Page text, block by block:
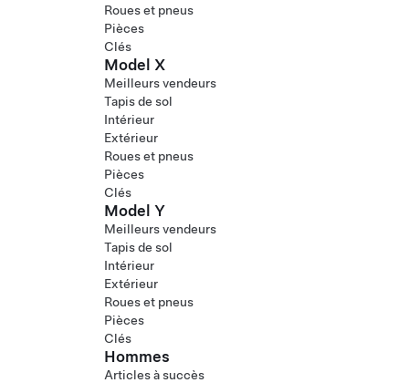
Roues et pneus
Pièces
Clés
Model X
Meilleurs vendeurs
Tapis de sol
Intérieur
Extérieur
Roues et pneus
Pièces
Clés
Model Y
Meilleurs vendeurs
Tapis de sol
Intérieur
Extérieur
Roues et pneus
Pièces
Clés
Hommes
Articles à succès